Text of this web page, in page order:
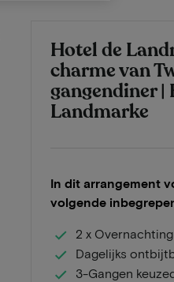
Hotel de
charme van
gangendiner |
Landmarke
In dit arrangement
volgende
2 x Overnachting
Dagelijks
3-Gangen